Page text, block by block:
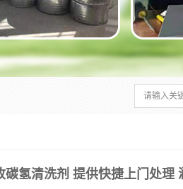
碳氢清洗剂 提供快捷上门处理